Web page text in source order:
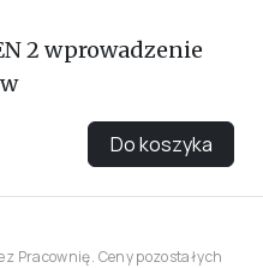
2 wprowadzenie
Do koszyka
Pracownię. Ceny pozostałych